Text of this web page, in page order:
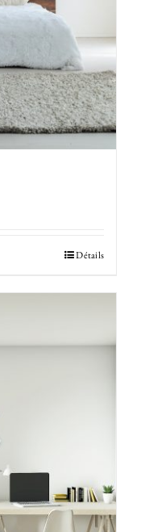
Détails